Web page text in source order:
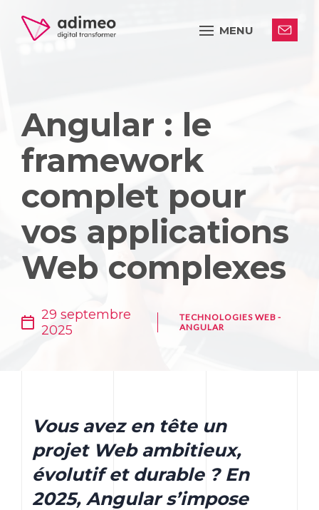
MENU
Angular : le
framework
complet pour
vos applications
Web complexes
29 septembre
2025
TECHNOLOGIES WEB-
ANGULAR
Vous avez en tête un
projet Web ambitieux,
évolutif et durable ? En
2025, Angular s’impose